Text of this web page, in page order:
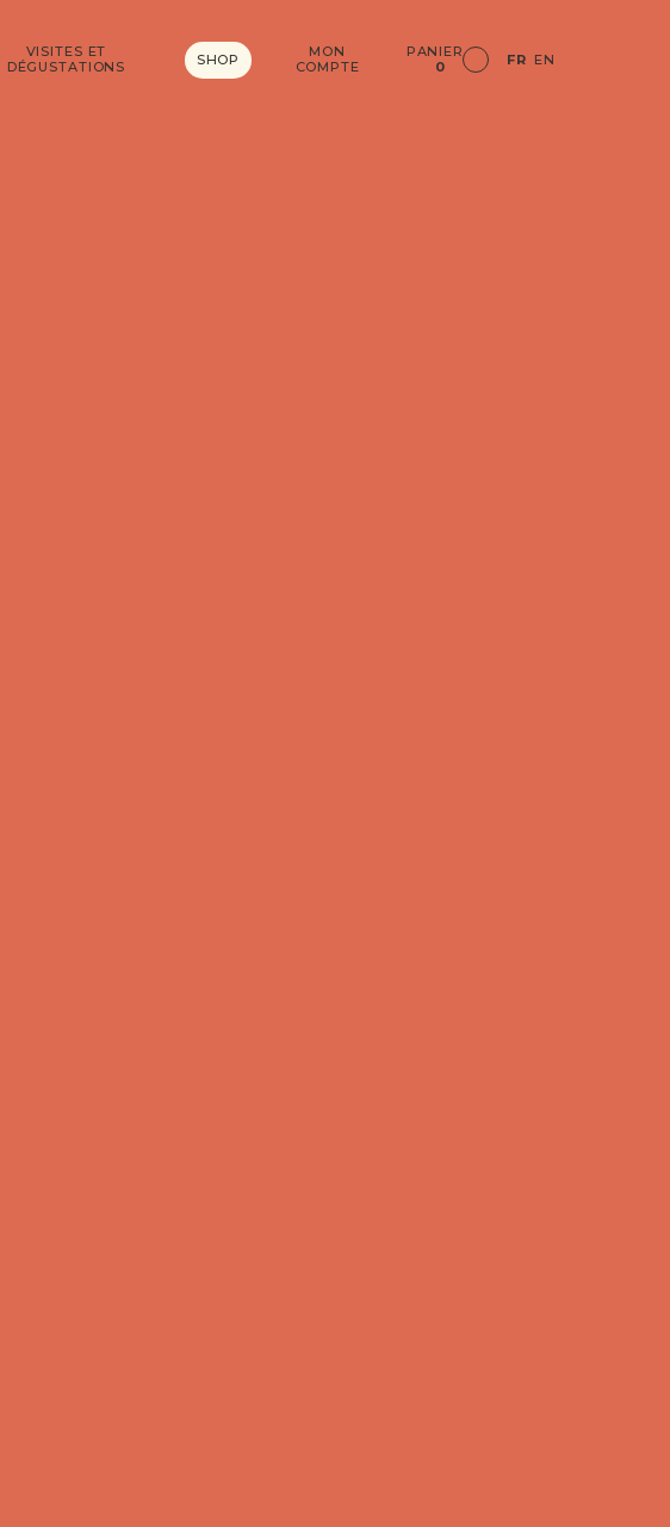
VISITES ET
DÉGUSTATIONS
SHOP
MON
COMPTE
PANIER
0
FR EN